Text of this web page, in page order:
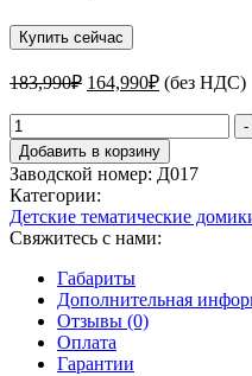
Купить сейчас
183,990₽ Первоначальная
составляла
183,990₽.
164,990₽Текущая
цена:
164,990₽.
(без НДС)
Количество
товара
Домик
для
детей
Д017
"Нафаня"
-
Добавить в корзину
Заводской номер: Д017
Категории:
Детские тематические
Свяжитесь с нами:
Габариты
Дополнительная
Отзывы (0)
Оплата
Гарантии